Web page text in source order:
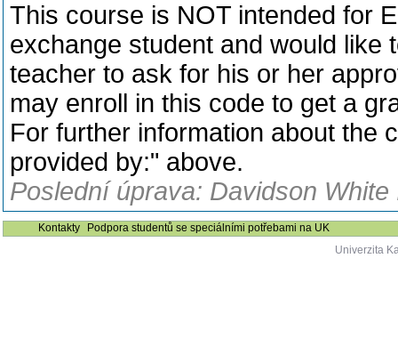
This course is NOT intended for
exchange student and would like
teacher to ask for his or her
may enroll in this code to get a
For further information about the
provided by:" above.
Poslední úprava: Davidson
Kontakty
Podpora studentů se speciálními potřebami na UK
Univerzita